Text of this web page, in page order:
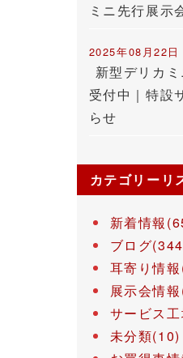
ミニ先行展示
2025年08月22日
新型デリカ
受付中｜特設
らせ
カテゴリーリ
新着情報
ブログ
耳寄り情
展示会情
サービス
未分類(10)